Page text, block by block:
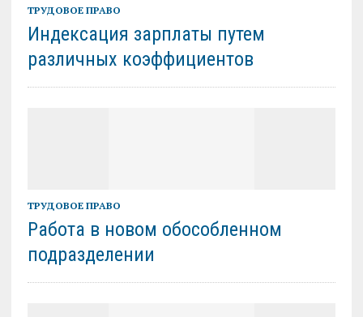
ТРУДОВОЕ ПРАВО
Индексация зарплаты путем
различных коэффициентов
ТРУДОВОЕ ПРАВО
Работа в новом обособленном
подразделении